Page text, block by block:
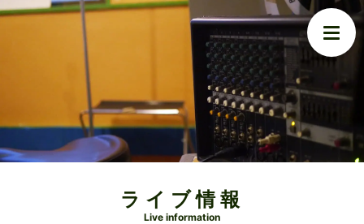
ライブ情報
Live information